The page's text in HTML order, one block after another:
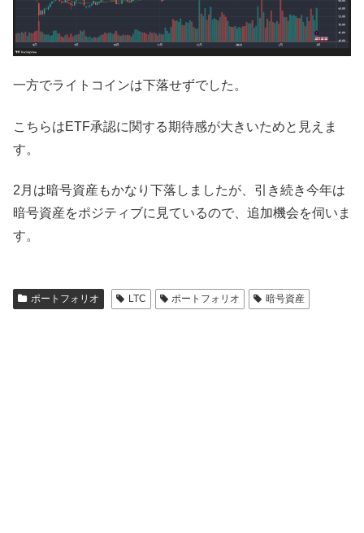
一方でライトコインは下落せずでした。
こちらはETF承認に関する期待感が大きいためと見えま
す。
2月は暗号資産もかなり下落しましたが、引き続き今年は
暗号資産をポジティブに見ているので、追加機会を伺いま
す。
ポートフォリオ LTC ポートフォリオ 暗号資産